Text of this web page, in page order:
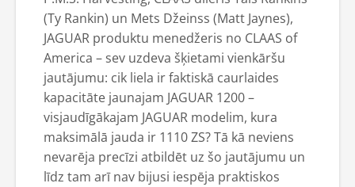
(Ty Rankin) un Mets Džeinss (Matt Jaynes),
JAGUAR produktu menedžeris no CLAAS of
America – sev uzdeva šķietami vienkāršu
jautājumu: cik liela ir faktiskā caurlaides
kapacitāte jaunajam JAGUAR 1200 –
visjaudīgākajam JAGUAR modelim, kura
maksimālā jauda ir 1110 ZS? Tā kā neviens
nevarēja precīzi atbildēt uz šo jautājumu un
līdz tam arī nav bijusi iespēja praktiskos